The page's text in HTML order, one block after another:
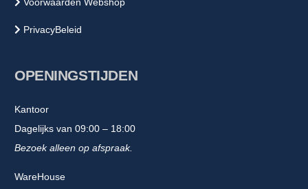
PrivacyBeleid
OPENINGSTIJDEN
Kantoor
Dagelijks van 09:00 – 18:00
Bezoek alleen op afspraak.
WareHouse